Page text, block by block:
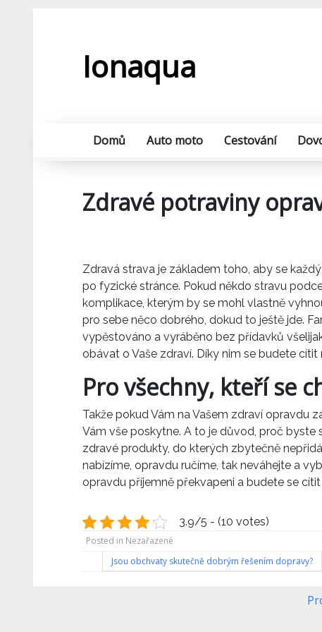
Ionaqua
Domů Auto moto Cestování
Zdravé potraviny
Zdravá strava je základem toho, aby se
po fyzické stránce. Pokud někdo stravu
komplikace, kterým by se mohl vlastně
pro sebe něco dobrého, dokud to ještě jde.
vypěstováno a vyráběno bez přídavků
obávat o Vaše zdraví. Díky nim se budete
Pro všechny, kteří se
Takže pokud Vám na Vašem zdraví opravdu
Vám vše poskytne. A to je důvod, proč byste
zdravé produkty, do kterých zbytečně
nabízíme, opravdu ručíme, tak neváhejte a
opravdu příjemně překvapeni a budete se
3.9/5 - (10 votes)
Posted in Nezařazené
Navigace
Jsou obchvaty skutečně dobrým řešením dopravy?